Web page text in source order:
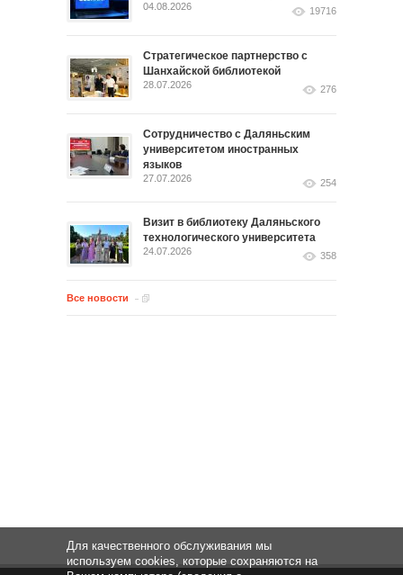
04.08.2026 19716
Стратегическое партнерство с
Шанхайской библиотекой
28.07.2026 276
Сотрудничество с Даляньским
университетом иностранных
языков
27.07.2026 254
Визит в библиотеку Даляньского
технологического университета
24.07.2026 358
Все новости
Для качественного обслуживания мы
используем cookies, которые сохраняются на